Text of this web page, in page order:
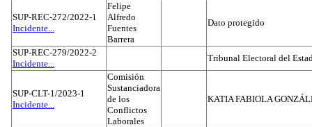
SUP-REC-272/2022-1
Incidente...
Felipe
Alfredo
Fuentes
Barrera
Dato protegido
SUP-REC-279/2022-2
Incidente...
Tribunal Electoral del
SUP-CLT-1/2023-1
Incidente...
Comisión
Sustanciadora
de los
Conflictos
Laborales
KATIA FABIOLA